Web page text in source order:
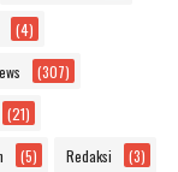
(4)
(307)
(21)
(5) Redaksi (3)